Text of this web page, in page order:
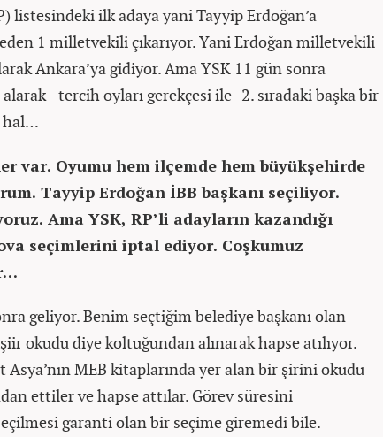
listesindeki ilk adaya yani Tayyip Erdoğan’a
1 milletvekili çıkarıyor. Yani Erdoğan milletvekili
Ankara’ya gidiyor. Ama YSK 11 gün sonra
–tercih oyları gerekçesi ile- 2. sıradaki başka bir
hal…
var. Oyumu hem ilçemde hem büyükşehirde
Tayyip Erdoğan İBB başkanı seçiliyor.
Ama YSK, RP’li adayların kazandığı
seçimlerini iptal ediyor. Coşkumuz
geliyor. Benim seçtiğim belediye başkanı olan
okudu diye koltuğundan alınarak hapse atılıyor.
Asya’nın MEB kitaplarında yer alan bir şirini okudu
ettiler ve hapse attılar. Görev süresini
garanti olan bir seçime giremedi bile.